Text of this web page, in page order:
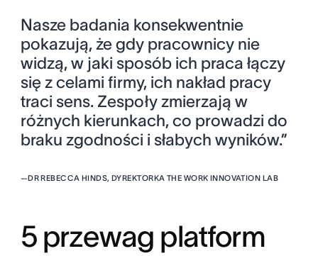
Nasze badania konsekwentnie
pokazują, że gdy pracownicy nie
widzą, w jaki sposób ich praca łączy
się z celami firmy, ich nakład pracy
traci sens. Zespoły zmierzają w
różnych kierunkach, co prowadzi do
braku zgodności i słabych wyników.”
—DR REBECCA HINDS, DYREKTORKA THE WORK INNOVATION LAB
5 przewag platform